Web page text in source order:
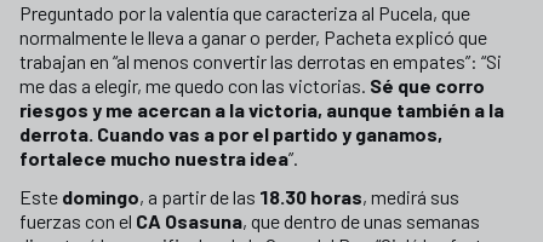
Preguntado por la valentía que caracteriza al Pucela, que
normalmente le lleva a ganar o perder, Pacheta explicó que
trabajan en “al menos convertir las derrotas en empates”: “Si
me das a elegir, me quedo con las victorias. Sé que corro
riesgos y me acercan a la victoria, aunque también a la
derrota. Cuando vas a por el partido y ganamos,
fortalece mucho nuestra idea”.
Este domingo, a partir de las 18.30 horas, medirá sus
fuerzas con el CA Osasuna, que dentro de unas semanas